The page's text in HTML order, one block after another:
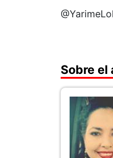
Sobre el